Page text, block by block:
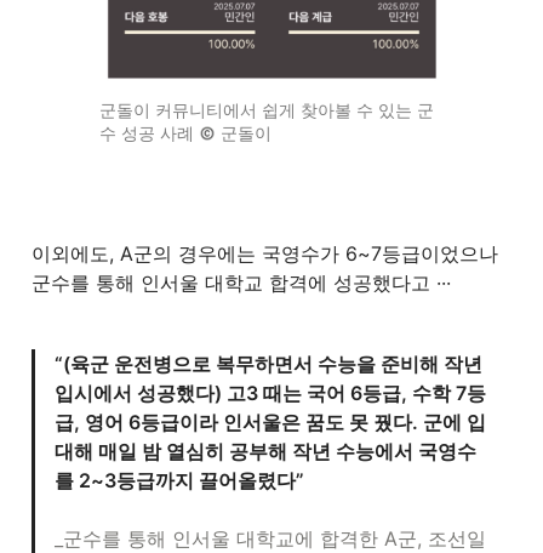
군돌이 커뮤니티에서 쉽게 찾아볼 수 있는 군
수 성공 사례
군돌이
이외에도, A군의 경우에는 국영수가 6~7등급이었으나
군수를 통해 인서울 대학교 합격에 성공했다고 ···
“(육군 운전병으로 복무하면서 수능을 준비해 작년
입시에서 성공했다) 고3 때는 국어 6등급, 수학 7등
급, 영어 6등급이라 인서울은 꿈도 못 꿨다. 군에 입
대해 매일 밤 열심히 공부해 작년 수능에서 국영수
를 2~3등급까지 끌어올렸다”
_군수를 통해 인서울 대학교에 합격한 A군, 조선일